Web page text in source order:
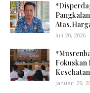
Juli 20, 2026
Fokuskan
Januari 29,